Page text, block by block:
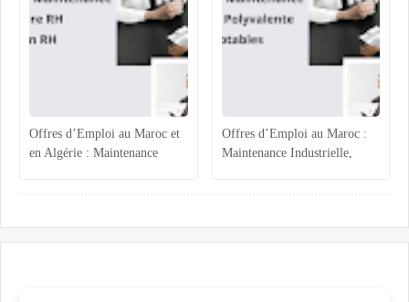
Offres d’Emploi au Maroc et
en Algérie : Maintenance
Offres d’Emploi au Maroc :
Maintenance Industrielle,